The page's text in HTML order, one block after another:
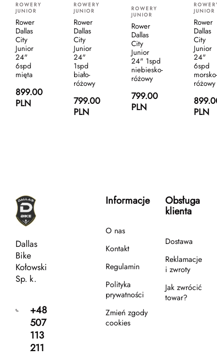
ROWERY
JUNIOR
Rower
Dallas
City
Junior
24"
6spd
mięta
899.00
PLN
ROWERY
JUNIOR
Rower
Dallas
City
Junior
24"
1spd
biało-
różowy
799.00
PLN
ROWERY
JUNIOR
Rower
Dallas
City
Junior
24" 1spd
niebiesko-
różowy
799.00
PLN
JUNIOR
Rower
Dallas
City
Junior
24"
6spd
morsko-
różowy
PLN
Dallas
Bike
Kołowski
Sp. k.
+48
507
113
211
Informacje
O nas
Kontakt
Regulamin
Polityka
prywatności
Zmień zgody
cookies
Obsługa
klienta
Dostawa
Reklamacje
i zwroty
Jak zwrócić
towar?